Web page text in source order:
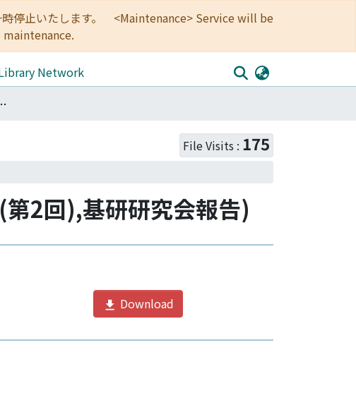
時停止いたします。 <Maintenance> Service will be
Network
」(第2回),基研研究会報告)
File Visits : 175
2回),基研研究会報告)
Download